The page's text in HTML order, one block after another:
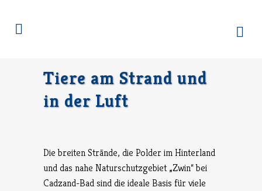
Tiere am Strand und
in der Luft
Die breiten Strände, die Polder im Hinterland
und das nahe Naturschutzgebiet „Zwin“ bei
Cadzand-Bad sind die ideale Basis für viele